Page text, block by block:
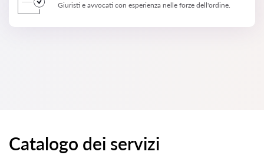
Giuristi e avvocati con esperienza nelle forze dell'ordine.
Catalogo dei servizi